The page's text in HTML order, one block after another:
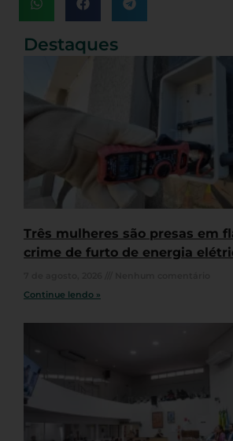
Destaques
Três mulheres são presas em
crime de furto de energia
Continue lendo »